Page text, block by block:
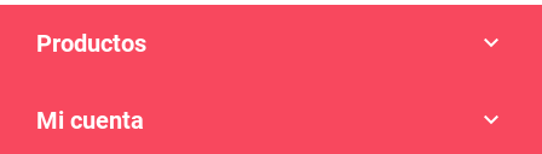
Productos 
Mi cuenta 